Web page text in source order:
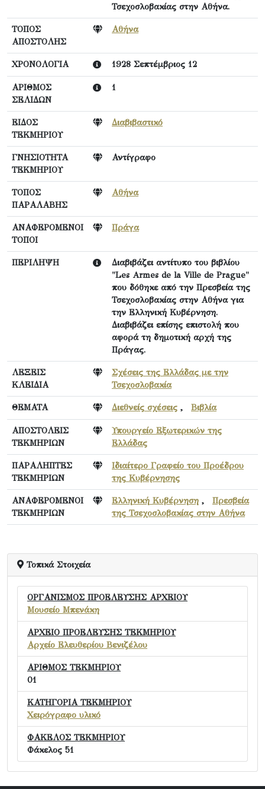
Τσεχοσλοβακίας στην Αθήνα.
ΤΟΠΟΣ
ΑΠΟΣΤΟΛΗΣ
Αθήνα
ΧΡΟΝΟΛΟΓΙΑ 1928 Σεπτέμβριος 12
ΑΡΙΘΜΟΣ
ΣΕΛΙΔΩΝ
1
ΕΙΔΟΣ
ΤΕΚΜΗΡΙΟΥ
Διαβιβαστικό
ΓΝΗΣΙΟΤΗΤΑ
ΤΕΚΜΗΡΙΟΥ
Αντίγραφο
ΤΟΠΟΣ
ΠΑΡΑΛΑΒΗΣ
Αθήνα
ΑΝΑΦΕΡΟΜΕΝΟΙ
ΤΟΠΟΙ
Πράγα
ΠΕΡΙΛΗΨΗ
Διαβιβάζει αντίτυπο του βιβλίου
"Les Armes de la Ville de Prague"
που δόθηκε από την Πρεσβεία της
Τσεχοσλοβακίας στην Αθήνα για
την Ελληνική Κυβέρνηση.
Διαβιβάζει επίσης επιστολή που
αφορά τη δημοτική αρχή της
Πράγας.
ΛΕΞΕΙΣ
ΚΛΕΙΔΙΑ
Σχέσεις της Ελλάδας με την
Τσεχοσλοβακία
ΘΕΜΑΤΑ Διεθνείς σχέσεις , Βιβλία
ΑΠΟΣΤΟΛΕΙΣ
ΤΕΚΜΗΡΙΩΝ
Υπουργείο Εξωτερικών της
Ελλάδας
ΠΑΡΑΛΗΠΤΕΣ
ΤΕΚΜΗΡΙΩΝ
Ιδιαίτερο Γραφείο του Προέδρου
της Κυβέρνησης
ΑΝΑΦΕΡΟΜΕΝΟΙ
ΤΕΚΜΗΡΙΩΝ
Ελληνική Κυβέρνηση , Πρεσβεία
της Τσεχοσλοβακίας στην Αθήνα
Τοπικά Στοιχεία
ΟΡΓΑΝΙΣΜΟΣ ΠΡΟΕΛΕΥΣΗΣ ΑΡΧΕΙΟΥ
Μουσείο Μπενάκη
ΑΡΧΕΙΟ ΠΡΟΕΛΕΥΣΗΣ ΤΕΚΜΗΡΙΟΥ
Αρχείο Ελευθερίου Βενιζέλου
ΑΡΙΘΜΟΣ ΤΕΚΜΗΡΙΟΥ
01
ΚΑΤΗΓΟΡΙΑ ΤΕΚΜΗΡΙΟΥ
Χειρόγραφο υλικό
ΦΑΚΕΛΟΣ ΤΕΚΜΗΡΙΟΥ
Φάκελος 51